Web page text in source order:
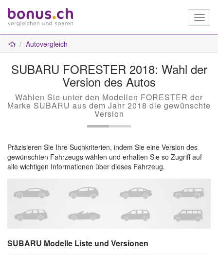
Autovergleich
SUBARU FORESTER 2018: Wahl der
Version des Autos
Wählen Sie unter den Modellen FORESTER der
Marke SUBARU aus dem Jahr 2018 die gewünschte
Version
Präzisieren Sie Ihre Suchkriterien, indem Sie eine Version des
gewünschten Fahrzeugs wählen und erhalten Sie so Zugriff auf
alle wichtigen Informationen über dieses Fahrzeug.
SUBARU Modelle Liste und Versionen